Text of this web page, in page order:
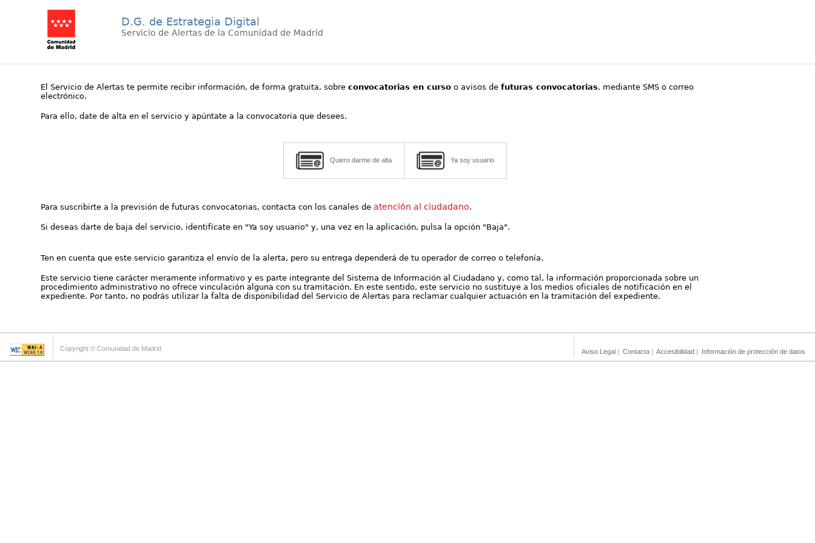
D.G. de Estrategia Digital
Servicio de Alertas de la Comunidad de Madrid
El Servicio de Alertas te permite recibir información, de forma gratuita, sobreconvocatorias en curso o avisos defuturas convocatorias, mediante SMS o correo
electrónico.
Para ello, date de alta en el servicio y apúntate a la convocatoria que desees.
Quiero darme de alta Ya soy usuario
Para suscribirte a la previsión de futuras convocatorias, contacta con los canales deatención al ciudadano.
Si deseas darte de baja del servicio, identifícate en "Ya soy usuario" y, una vez en la aplicación, pulsa la opción "Baja".
Ten en cuenta que este servicio garantiza el envío de la alerta, pero su entrega dependerá de tu operador de correo o telefonía.
Este servicio tiene carácter meramente informativo y es parte integrante del Sistema de Información al Ciudadano y, como tal, la información proporcionada sobre un
procedimiento administrativo no ofrece vinculación alguna con su tramitación. En este sentido, este servicio no sustituye a los medios oficiales de notificación en el
expediente. Por tanto, no podrás utilizar la falta de disponibilidad del Servicio de Alertas para reclamar cualquier actuación en la tramitación del expediente.
Copyright © Comunidad de Madrid. Aviso Legal | Contacta | Accesibilidad | Información de protección de datos